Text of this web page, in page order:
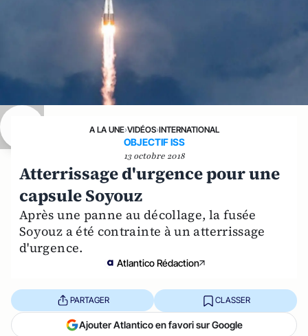
A LA UNE›VIDÉOS›INTERNATIONAL
OBJECTIF ISS
13 octobre 2018
Atterrissage d'urgence pour une
capsule Soyouz
Après une panne au décollage, la fusée
Soyouz a été contrainte à un atterrissage
d'urgence.
Atlantico Rédaction
PARTAGER CLASSER
Ajouter Atlantico en favori sur Google